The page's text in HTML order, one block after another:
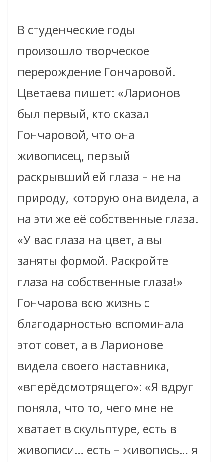
В студенческие годы
произошло творческое
перерождение Гончаровой.
Цветаева пишет: «Ларионов
был первый, кто сказал
Гончаровой, что она
живописец, первый
раскрывший ей глаза – не на
природу, которую она видела, а
на эти же её собственные глаза.
«У вас глаза на цвет, а вы
заняты формой. Раскройте
глаза на собственные глаза!»
Гончарова всю жизнь с
благодарностью вспоминала
этот совет, а в Ларионове
видела своего наставника,
«вперёдсмотрящего»: «Я вдруг
поняла, что то, чего мне не
хватает в скульптуре, есть в
живописи… есть – живопись… я